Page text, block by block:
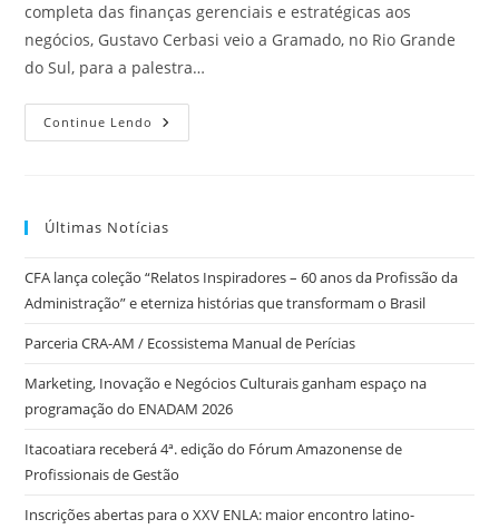
completa das finanças gerenciais e estratégicas aos
negócios, Gustavo Cerbasi veio a Gramado, no Rio Grande
do Sul, para a palestra…
Continue Lendo
Últimas Notícias
CFA lança coleção “Relatos Inspiradores – 60 anos da Profissão da
Administração” e eterniza histórias que transformam o Brasil
Parceria CRA-AM / Ecossistema Manual de Perícias
Marketing, Inovação e Negócios Culturais ganham espaço na
programação do ENADAM 2026
Itacoatiara receberá 4ª. edição do Fórum Amazonense de
Profissionais de Gestão
Inscrições abertas para o XXV ENLA: maior encontro latino-